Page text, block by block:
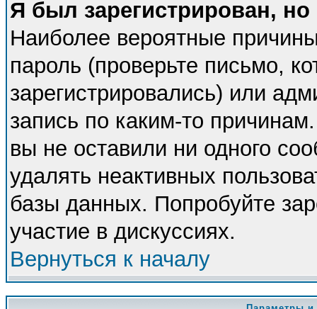
Я был зарегистрирован,
Наиболее вероятные
пароль (проверьте письмо,
зарегистрировались) или
запись по каким-то
вы не оставили ни одного
удалять неактивных
базы данных. Попробуйте
участие в дискуссиях.
Вернуться к началу